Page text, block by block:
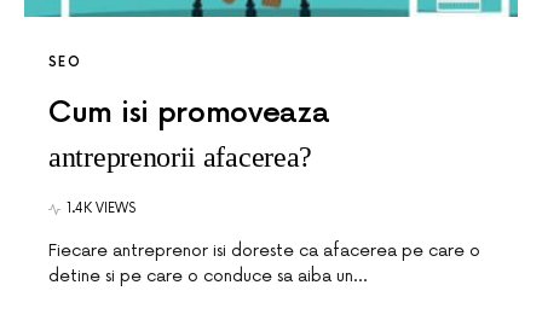
SEO
Cum isi promoveaza
antreprenorii afacerea?
1.4K VIEWS
Fiecare antreprenor isi doreste ca afacerea pe care o
detine si pe care o conduce sa aiba un…